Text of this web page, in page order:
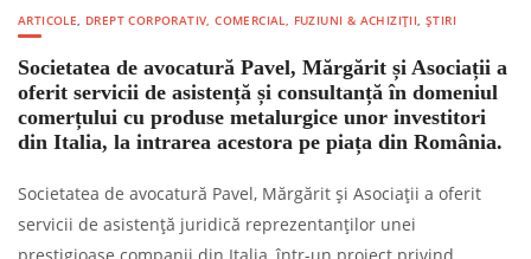
ARTICOLE, DREPT CORPORATIV, COMERCIAL, FUZIUNI & ACHIZIȚII,ȘTIRI
Societatea de avocatură Pavel, Mărgărit și Asociații a
oferit servicii de asistență și consultanță în domeniul
comerțului cu produse metalurgice unor investitori
din Italia, la intrarea acestora pe piața din România.
Societatea de avocatură Pavel, Mărgărit și Asociații a oferit
servicii de asistență juridică reprezentanților unei